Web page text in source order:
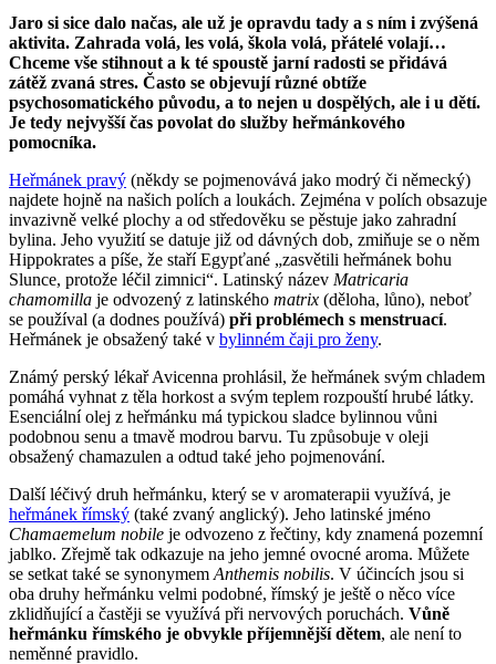
Jaro si sice dalo načas, ale už je opravdu tady a s ním i zvýšená
aktivita. Zahrada volá, les volá, škola volá, přátelé volají…
Chceme vše stihnout a k té spoustě jarní radosti se přidává
zátěž zvaná stres. Často se objevují různé obtíže
psychosomatického původu, a to nejen u dospělých, ale i u dětí.
Je tedy nejvyšší čas povolat do služby heřmánkového
pomocníka.
Heřmánek pravý (někdy se pojmenovává jako modrý či německý)
najdete hojně na našich polích a loukách. Zejména v polích obsazuje
invazivně velké plochy a od středověku se pěstuje jako zahradní
bylina. Jeho využití se datuje již od dávných dob, zmiňuje se o něm
Hippokrates a píše, že staří Egypťané „zasvětili heřmánek bohu
Slunce, protože léčil zimnici“. Latinský název Matricaria
chamomilla je odvozený z latinského matrix (děloha, lůno), neboť
se používal (a dodnes používá) při problémech s menstruací.
Heřmánek je obsažený také v bylinném čaji pro ženy.
Známý perský lékař Avicenna prohlásil, že heřmánek svým chladem
pomáhá vyhnat z těla horkost a svým teplem rozpouští hrubé látky.
Esenciální olej z heřmánku má typickou sladce bylinnou vůni
podobnou senu a tmavě modrou barvu. Tu způsobuje v oleji
obsažený chamazulen a odtud také jeho pojmenování.
Další léčivý druh heřmánku, který se v aromaterapii využívá, je
heřmánek římský (také zvaný anglický). Jeho latinské jméno
Chamaemelum nobile je odvozeno z řečtiny, kdy znamená pozemní
jablko. Zřejmě tak odkazuje na jeho jemné ovocné aroma. Můžete
se setkat také se synonymem Anthemis nobilis. V účincích jsou si
oba druhy heřmánku velmi podobné, římský je ještě o něco více
zklidňující a častěji se využívá při nervových poruchách. Vůně
heřmánku římského je obvykle příjemnější dětem, ale není to
neměnné pravidlo.